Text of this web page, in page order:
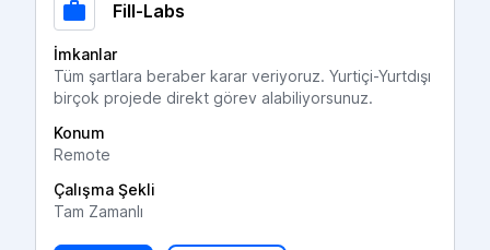
Fill-Labs
İmkanlar
Tüm şartlara beraber karar veriyoruz. Yurtiçi-Yurtdışı
birçok projede direkt görev alabiliyorsunuz.
Konum
Remote
Çalışma Şekli
Tam Zamanlı